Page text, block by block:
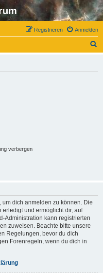
Anmelden
Registrieren
verbergen
um dich anmelden zu können. Die
und ermöglicht dir, auf
Administration kann registrierten
zuweisen. Beachte bitte unsere
Regelungen, bevor du dich
Forenregeln, wenn du dich in